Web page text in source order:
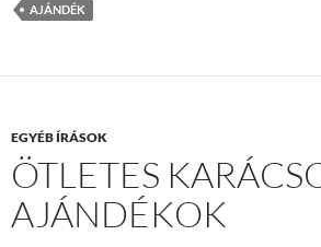
AJÁNDÉK
EGYÉB ÍRÁSOK
ÖTLETES
AJÁNDÉKOK